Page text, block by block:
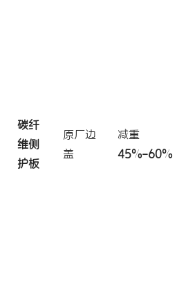
碳纤
维侧
护板
原厂边
盖
减重
45%-60%